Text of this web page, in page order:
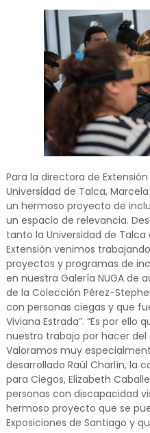
Para la directora de
Universidad de Talca,
un hermoso proyecto de
un espacio de relevancia.
tanto la Universidad de
Extensión venimos
proyectos y programas de
en nuestra Galería NUGA de
de la Colección Pérez-
con personas ciegas y que
Viviana Estrada”. “Es por
nuestro trabajo por hacer
Valoramos muy
desarrollado Raúl Charlín, la
para Ciegos, Elizabeth
personas con discapacidad
hermoso proyecto que se
Exposiciones de Santiago y